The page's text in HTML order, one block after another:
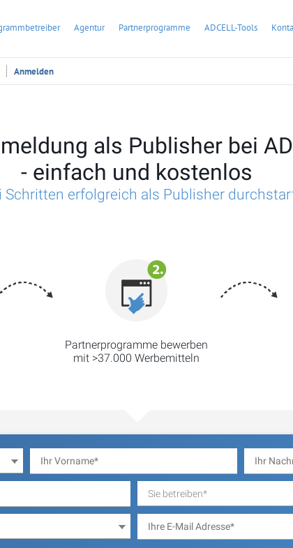
Agentur Partnerprogramme ADCELL-Tools
Anmelden
als Publisher bei
- einfach und kostenlos
Schritten erfolgreich als Publisher
Partnerprogramme bewerben
mit >37.000 Werbemitteln
Sie betreiben*